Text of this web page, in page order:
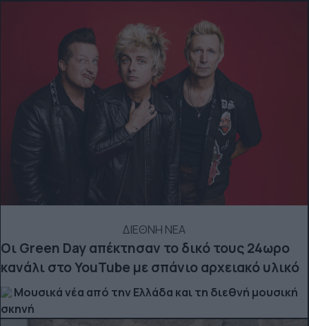
ΔΙΕΘΝΗ ΝΕΑ
Οι Green Day απέκτησαν το δικό τους 24ωρο
κανάλι στο YouTube με σπάνιο αρχειακό υλικό
Μουσικά νέα από την Ελλάδα και τη διεθνή μουσική
σκηνή